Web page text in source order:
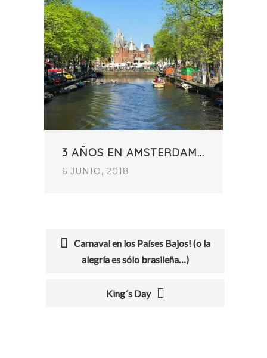
3 AÑOS EN AMSTERDAM…
6 JUNIO, 2018
NAVIGATION
Carnaval en los Países Bajos! (o la
alegría es sólo brasileña…)
King´s Day